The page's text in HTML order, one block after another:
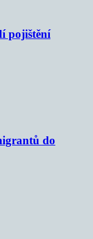
pojištění
do